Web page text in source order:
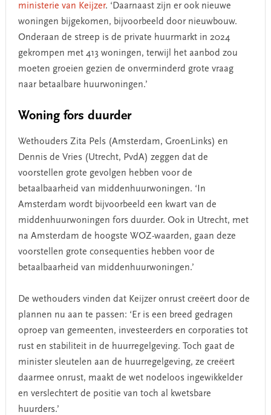
ministerie van Keijzer. ‘Daarnaast zijn er ook nieuwe
woningen bijgekomen, bijvoorbeeld door nieuwbouw.
Onderaan de streep is de private huurmarkt in 2024
gekrompen met 413 woningen, terwijl het aanbod zou
moeten groeien gezien de onverminderd grote vraag
naar betaalbare huurwoningen.’
Woning fors duurder
Wethouders Zita Pels (Amsterdam, GroenLinks) en
Dennis de Vries (Utrecht, PvdA) zeggen dat de
voorstellen grote gevolgen hebben voor de
betaalbaarheid van middenhuurwoningen. ‘In
Amsterdam wordt bijvoorbeeld een kwart van de
middenhuurwoningen fors duurder. Ook in Utrecht, met
na Amsterdam de hoogste WOZ-waarden, gaan deze
voorstellen grote consequenties hebben voor de
betaalbaarheid van middenhuurwoningen.’
De wethouders vinden dat Keijzer onrust creëert door de
plannen nu aan te passen: ‘Er is een breed gedragen
oproep van gemeenten, investeerders en corporaties tot
rust en stabiliteit in de huurregelgeving. Toch gaat de
minister sleutelen aan de huurregelgeving, ze creëert
daarmee onrust, maakt de wet nodeloos ingewikkelder
en verslechtert de positie van toch al kwetsbare
huurders.’